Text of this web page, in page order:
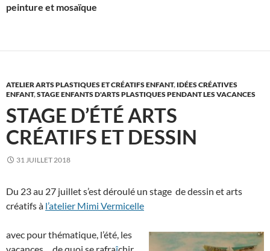
peinture et mosaïque
ATELIER ARTS PLASTIQUES ET CRÉATIFS ENFANT, IDÉES CRÉATIVES
ENFANT,STAGE ENFANTS D'ARTS PLASTIQUES PENDANT LES VACANCES
STAGE D’ÉTÉ ARTS
CRÉATIFS ET DESSIN
31 JUILLET 2018
Du 23 au 27 juillet s’est déroulé un stage de dessin et arts
créatifs à l’atelier Mimi Vermicelle
avec pour thématique, l’été, les